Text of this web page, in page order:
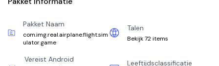
Pakket Naam
com.img.real.airplane.flight.sim
ulator.game
Talen
Bekijk 72 items
Vereist Android Leeftijdsclassificatie